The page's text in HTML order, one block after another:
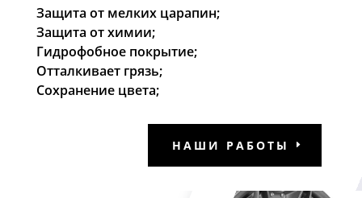
Защита от мелких царапин;
Защита от химии;
Гидрофобное покрытие;
Отталкивает грязь;
Сохранение цвета;
НАШИ РАБОТЫ